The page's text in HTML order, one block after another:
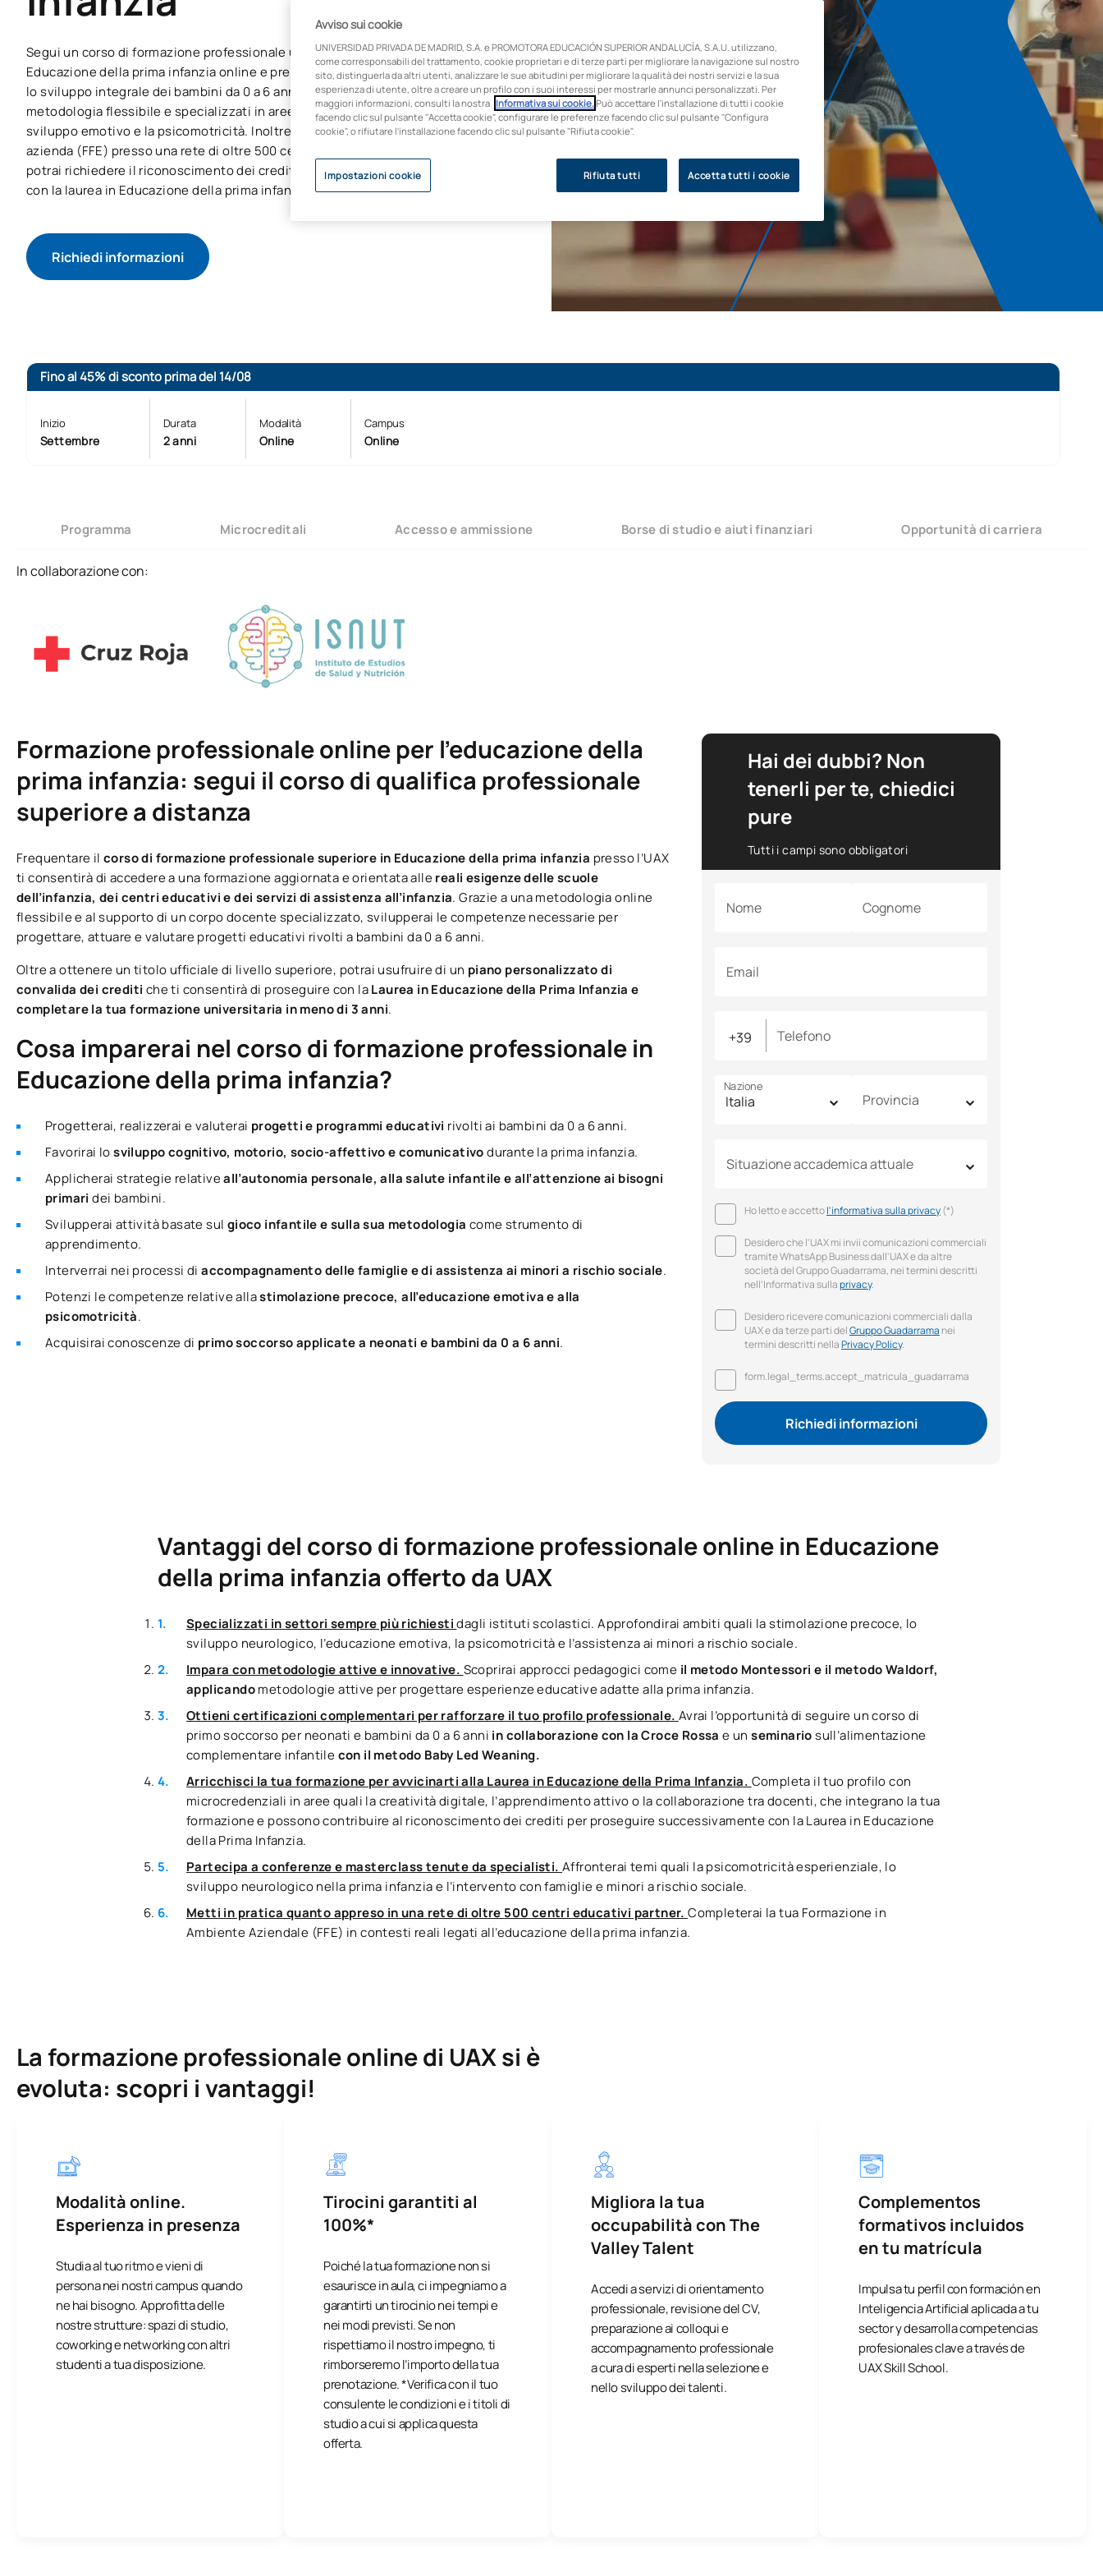
Segui un corso di formazione professionale ufficiale di livello superiore in
Educazione della prima infanzia online e preparati in 2 anni ad accompagnare
lo sviluppo integrale dei bambini da 0 a 6 anni. Studia a distanza con una
metodologia flessibile e specializzati in aree quali la stimolazione precoce, lo
sviluppo emotivo e la psicomotricità. Inoltre, svolgerai il tuo tirocinio in
azienda (FFE) presso una rete di oltre 500 centri educativi convenzionati e
potrai richiedere il riconoscimento dei crediti per proseguire la tua formazione
con la laurea in Educazione della prima infanzia.
Richiedi informazioni
Fino al 45% di sconto prima del 14/08
Inizio
Settembre
Durata
2 anni
Modalità
Online
Campus
Online
Programma Microcreditali Accesso e ammissione Borse di studio e aiuti finanziari Opportunità di carriera
In collaborazione con:
Formazione professionale online per l'educazione della
prima infanzia: segui il corso di qualifica professionale
superiore a distanza
Frequentare il corso di formazione professionale superiore in Educazione della prima infanzia presso l’UAX
ti consentirà di accedere a una formazione aggiornata e orientata allereali esigenze delle scuole
dell’infanzia, dei centri educativi e dei servizi di assistenza all’infanzia. Grazie a una metodologia online
flessibile e al supporto di un corpo docente specializzato, svilupperai le competenze necessarie per
progettare, attuare e valutare progetti educativi rivolti a bambini da 0 a 6 anni.
Oltre a ottenere un titolo ufficiale di livello superiore, potrai usufruire di un piano personalizzato di
convalida dei crediti che ti consentirà di proseguire con laLaurea in Educazione della Prima Infanzia e
completare la tua formazione universitaria in meno di 3 anni.
Cosa imparerai nel corso di formazione professionale in
Educazione della prima infanzia?
Progetterai, realizzerai e valuterai progetti e programmi educativi rivolti ai bambini da 0 a 6 anni.
Favorirai losviluppo cognitivo, motorio, socio-affettivo e comunicativodurante la prima infanzia.
Applicherai strategie relativeall’autonomia personale, alla salute infantile e all’attenzione ai bisogni
primaridei bambini.
Svilupperai attività basate sul gioco infantile e sulla sua metodologia come strumento di
apprendimento.
Interverrai nei processi diaccompagnamento delle famiglie e di assistenza ai minori a rischio sociale.
Potenzi le competenze relative allastimolazione precoce, all’educazione emotiva e alla
psicomotricità.
Acquisirai conoscenze di primo soccorso applicate a neonati e bambini da 0 a 6 anni.
Hai dei dubbi? Non
tenerli per te, chiedici
pure
Tutti i campi sono obbligatori
Nome Cognome
Email
Telefono
Nazione
Provincia
Situazione accademica attuale
Ho letto e accettol'informativa sulla privacy(*)
Desidero che l'UAX mi invii comunicazioni commerciali
tramite WhatsApp Business dall'UAX e da altre
società del Gruppo Guadarrama, nei termini descritti
nell'Informativa sullaprivacy.
Desidero ricevere comunicazioni commerciali dalla
UAX e da terze parti delGruppo Guadarrama nei
termini descritti nellaPrivacy Policy.
form.legal_terms.accept_matricula_guadarrama
Richiedi informazioni
Vantaggi del corso di formazione professionale online in Educazione
della prima infanzia offerto da UAX
Specializzati in settori sempre più richiestidagli istituti scolastici. Approfondirai ambiti quali la stimolazione precoce, lo
sviluppo neurologico, l’educazione emotiva, la psicomotricità e l’assistenza ai minori a rischio sociale.
Impara con metodologie attive e innovative. Scoprirai approcci pedagogici come il metodo Montessori e il metodo Waldorf,
applicandometodologie attive per progettare esperienze educative adatte alla prima infanzia.
Ottieni certificazioni complementari per rafforzare il tuo profilo professionale. Avrai l’opportunità di seguire un corso di
primo soccorso per neonati e bambini da 0 a 6 anni in collaborazione con la Croce Rossae unseminariosull’alimentazione
complementare infantilecon il metodo Baby Led Weaning.
Arricchisci la tua formazione per avvicinarti alla Laurea in Educazione della Prima Infanzia. Completa il tuo profilo con
microcredenziali in aree quali la creatività digitale, l’apprendimento attivo o la collaborazione tra docenti, che integrano la tua
formazione e possono contribuire al riconoscimento dei crediti per proseguire successivamente con la Laurea in Educazione
della Prima Infanzia.
Partecipa a conferenze e masterclass tenute da specialisti. Affronterai temi quali la psicomotricità esperienziale, lo
sviluppo neurologico nella prima infanzia e l’intervento con famiglie e minori a rischio sociale.
Metti in pratica quanto appreso in una rete di oltre 500 centri educativi partner.Completerai la tua Formazione in
Ambiente Aziendale (FFE) in contesti reali legati all’educazione della prima infanzia.
La formazione professionale online di UAX si è
evoluta: scopri i vantaggi!
Modalità online.
Esperienza in presenza
Studia al tuo ritmo e vieni di
persona nei nostri campus quando
ne hai bisogno. Approfitta delle
nostre strutture: spazi di studio,
coworking e networking con altri
studenti a tua disposizione.
Tirocini garantiti al
100%*
Poiché la tua formazione non si
esaurisce in aula, ci impegniamo a
garantirti un tirocinio nei tempi e
nei modi previsti. Se non
rispettiamo il nostro impegno, ti
rimborseremo l’importo della tua
prenotazione. *Verifica con il tuo
consulente le condizioni e i titoli di
studio a cui si applica questa
offerta.
Migliora la tua
occupabilità con The
Valley Talent
Accedi a servizi di orientamento
professionale, revisione del CV,
preparazione ai colloqui e
accompagnamento professionale
a cura di esperti nella selezione e
nello sviluppo dei talenti.
Complementos
formativos incluidos
en tu matrícula
Impulsa tu perfil con formación en
Inteligencia Artificial aplicada a tu
sector y desarrolla competencias
profesionales clave a través de
UAX Skill School.
Avviso sui cookie
UNIVERSIDAD PRIVADA DE MADRID, S.A. e PROMOTORA EDUCACIÓN SUPERIOR ANDALUCÍA, S.A.U. utilizzano,
come corresponsabili del trattamento, cookie proprietari e di terze parti per migliorare la navigazione sul nostro
sito, distinguerla da altri utenti, analizzare le sue abitudini per migliorare la qualità dei nostri servizi e la sua
esperienza di utente, oltre a creare un profilo con i suoi interessi per mostrarle annunci personalizzati. Per
maggiori informazioni, consulti la nostra Informativa sui cookie.Può accettare l'installazione di tutti i cookie
facendo clic sul pulsante "Accetta cookie", configurare le preferenze facendo clic sul pulsante "Configura
cookie", o rifiutare l'installazione facendo clic sul pulsante "Rifiuta cookie".
Rifiuta tutti Accetta tutti i cookie
Impostazioni cookie